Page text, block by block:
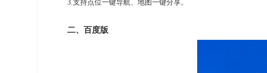
3.支持点位一键导航、地图一键分享。
二、百度版